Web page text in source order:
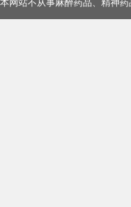
本网站不从事麻醉药品、精神